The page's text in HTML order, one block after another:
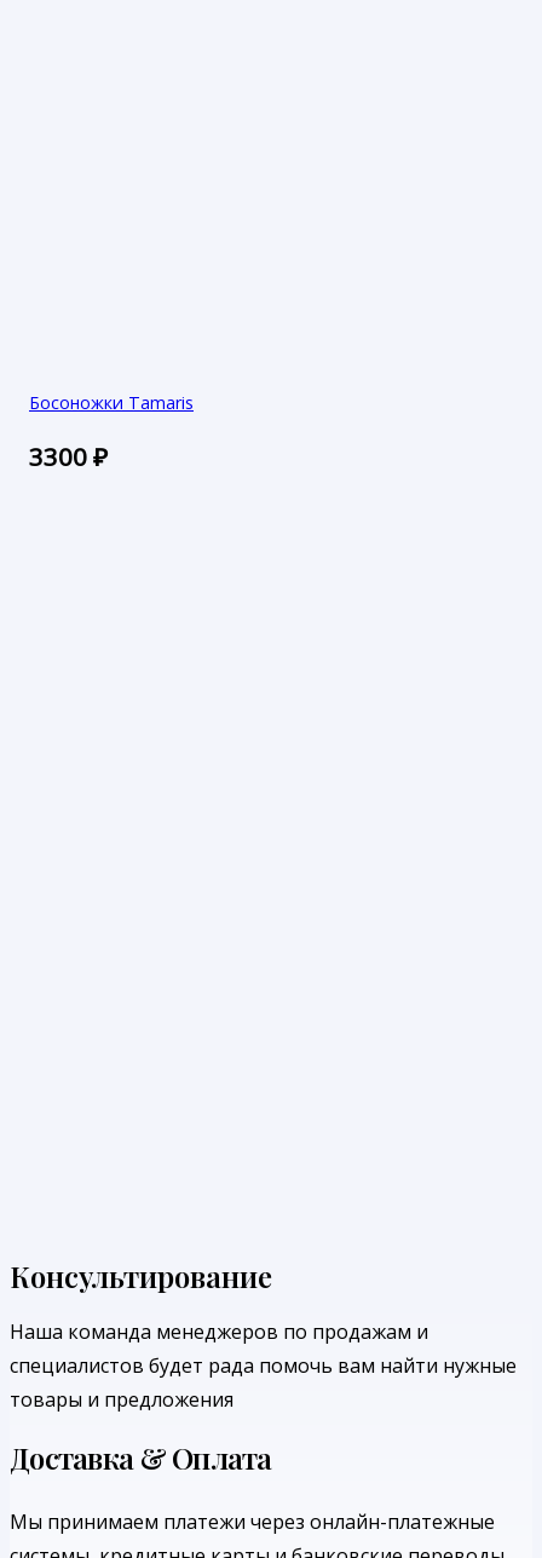
Босоножки Tamaris
3300₽
Консультирование
Наша команда менеджеров по продажам и
специалистов будет рада помочь вам найти нужные
товары и предложения
Доставка & Оплата
Мы принимаем платежи через онлайн-платежные